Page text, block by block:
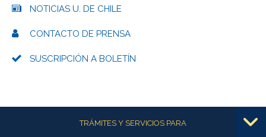
NOTICIAS U. DE CHILE
CONTACTO DE PRENSA
SUSCRIPCIÓN A BOLETÍN
Más informaciónTRÁMITES Y SERVICIOS PARA